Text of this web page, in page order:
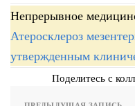
Непрерывное
Атеросклероз
утвержденным
Поделитесь с